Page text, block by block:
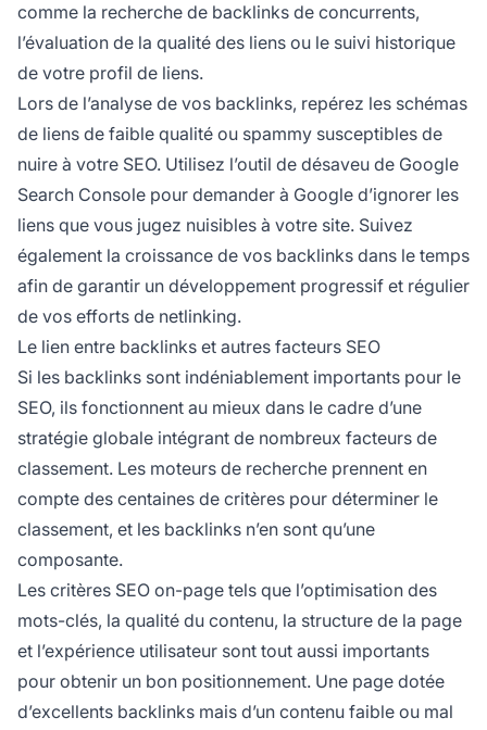
comme la recherche de backlinks de concurrents,
l’évaluation de la qualité des liens ou le suivi historique
de votre profil de liens.
Lors de l’analyse de vos backlinks, repérez les schémas
de liens de faible qualité ou spammy susceptibles de
nuire à votre SEO. Utilisez l’outil de désaveu de Google
Search Console pour demander à Google d’ignorer les
liens que vous jugez nuisibles à votre site. Suivez
également la croissance de vos backlinks dans le temps
afin de garantir un développement progressif et régulier
de vos efforts de netlinking.
Le lien entre backlinks et autres facteurs SEO
Si les backlinks sont indéniablement importants pour le
SEO, ils fonctionnent au mieux dans le cadre d’une
stratégie globale intégrant de nombreux facteurs de
classement. Les moteurs de recherche prennent en
compte des centaines de critères pour déterminer le
classement, et les backlinks n’en sont qu’une
composante.
Les critères SEO on-page tels que l’optimisation des
mots-clés, la qualité du contenu, la structure de la page
et l’expérience utilisateur sont tout aussi importants
pour obtenir un bon positionnement. Une page dotée
d’excellents backlinks mais d’un contenu faible ou mal